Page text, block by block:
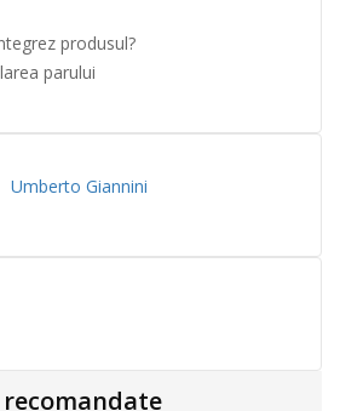
produsul?
parului
Umberto Giannini